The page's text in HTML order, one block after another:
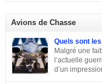
Avions de Chasse
Quels sont
Malgré une
l’actuelle
d’un
Chasseurs,